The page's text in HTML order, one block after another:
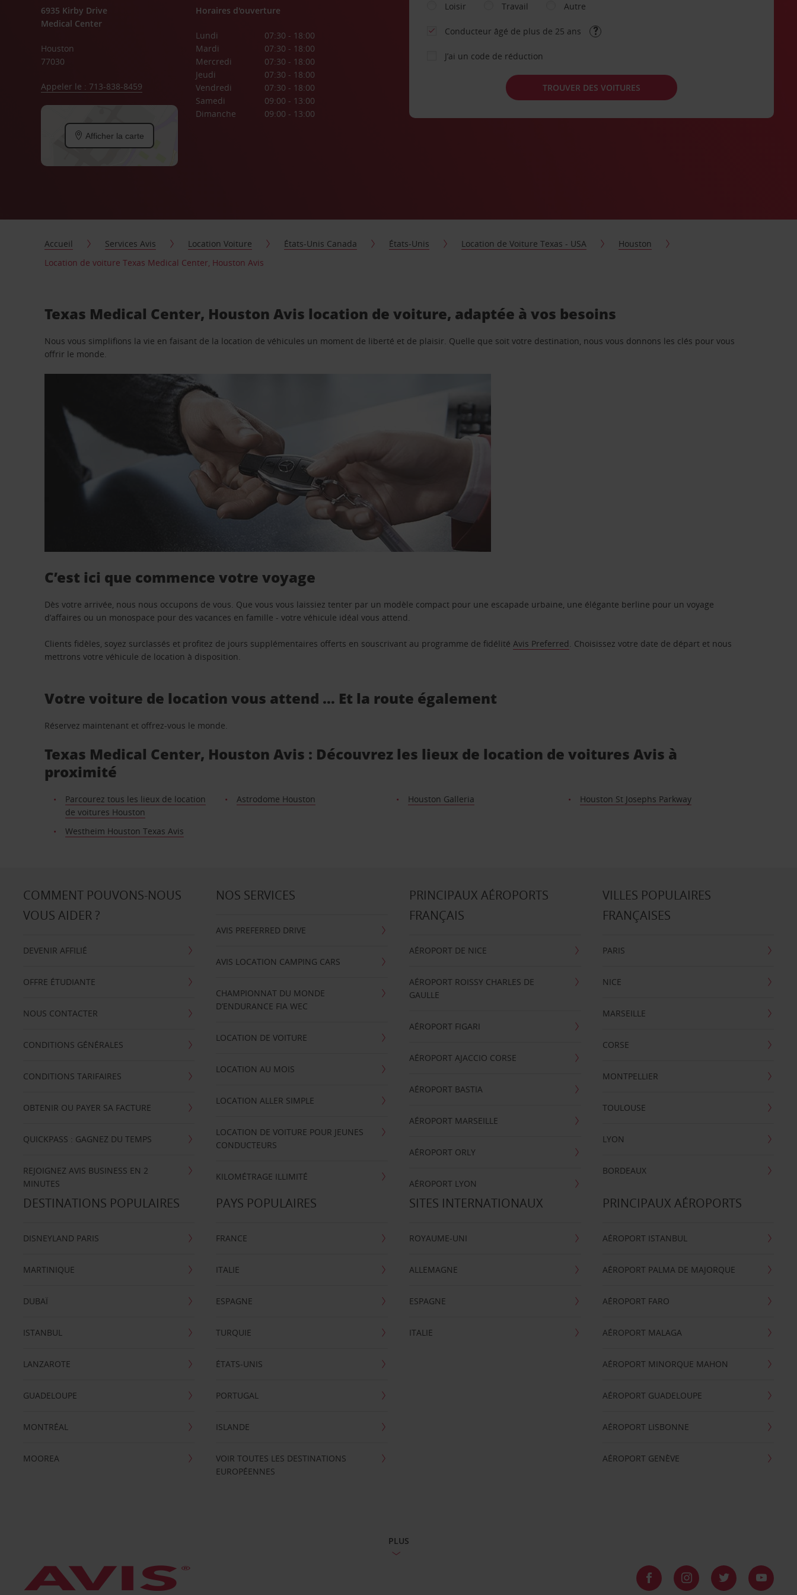
6935 Kirby Drive
Medical Center
Houston
77030
Appeler le : 713-838-8459
Afficher la carte
Horaires d'ouverture
Lundi
07:30 - 18:00
Mardi
07:30 - 18:00
Mercredi
07:30 - 18:00
Jeudi
07:30 - 18:00
Vendredi
07:30 - 18:00
Samedi
09:00 - 13:00
Dimanche
09:00 - 13:00
Loisir
Travail Autre
Conducteur âgé de plus de 25 ans
J’ai un code de réduction
TROUVER DES VOITURES
Accueil Services Avis Location Voiture États-Unis Canada États-Unis Location de Voiture Texas - USA
Houston
Location de voiture Texas Medical Center, Houston Avis
Texas Medical Center, Houston Avis location de voiture, adaptée à vos besoins
Nous vous simplifions la vie en faisant de la location de véhicules un moment de liberté et de plaisir. Quelle que soit votre destination, nous vous donnons les clés pour vous
offrir le monde.
C’est ici que commence votre voyage
Dès votre arrivée, nous nous occupons de vous. Que vous vous laissiez tenter par un modèle compact pour une escapade urbaine, une élégante berline pour un voyage
d’affaires ou un monospace pour des vacances en famille - votre véhicule idéal vous attend.
Clients fidèles, soyez surclassés et profitez de jours supplémentaires offerts en souscrivant au programme de fidélitéAvis Preferred. Choisissez votre date de départ et nous
mettrons votre véhicule de location à disposition.
Votre voiture de location vous attend … Et la route également
Réservez maintenant et offrez-vous le monde.
Texas Medical Center, Houston Avis : Découvrez les lieux de location de voitures Avis à
proximité
Parcourez tous les lieux de location
de voitures Houston
Astrodome Houston Houston Galleria Houston St Josephs Parkway
Westheim Houston Texas Avis
COMMENT POUVONS-NOUS
VOUS AIDER ?
DEVENIR AFFILIÉ
OFFRE ÉTUDIANTE
NOUS CONTACTER
CONDITIONS GÉNÉRALES
CONDITIONS TARIFAIRES
OBTENIR OU PAYER SA FACTURE
QUICKPASS : GAGNEZ DU TEMPS
REJOIGNEZ AVIS BUSINESS EN 2
MINUTES
NOS SERVICES
AVIS PREFERRED DRIVE
AVIS LOCATION CAMPING CARS
CHAMPIONNAT DU MONDE
D’ENDURANCE FIA WEC
LOCATION DE VOITURE
LOCATION AU MOIS
LOCATION ALLER SIMPLE
LOCATION DE VOITURE POUR JEUNES
CONDUCTEURS
KILOMÉTRAGE ILLIMITÉ
PRINCIPAUX AÉROPORTS
FRANÇAIS
AÉROPORT DE NICE
AÉROPORT ROISSY CHARLES DE
GAULLE
AÉROPORT FIGARI
AÉROPORT AJACCIO CORSE
AÉROPORT BASTIA
AÉROPORT MARSEILLE
AÉROPORT ORLY
AÉROPORT LYON
VILLES POPULAIRES
FRANÇAISES
PARIS
NICE
MARSEILLE
CORSE
MONTPELLIER
TOULOUSE
LYON
BORDEAUX
DESTINATIONS POPULAIRES
DISNEYLAND PARIS
MARTINIQUE
DUBAÏ
ISTANBUL
LANZAROTE
GUADELOUPE
MONTRÉAL
MOOREA
PAYS POPULAIRES
FRANCE
ITALIE
ESPAGNE
TURQUIE
ÉTATS-UNIS
PORTUGAL
ISLANDE
VOIR TOUTES LES DESTINATIONS
EUROPÉENNES
SITES INTERNATIONAUX
ROYAUME-UNI
ALLEMAGNE
ESPAGNE
ITALIE
PRINCIPAUX AÉROPORTS
AÉROPORT ISTANBUL
AÉROPORT PALMA DE MAJORQUE
AÉROPORT FARO
AÉROPORT MALAGA
AÉROPORT MINORQUE MAHON
AÉROPORT GUADELOUPE
AÉROPORT LISBONNE
AÉROPORT GENÈVE
PLUS